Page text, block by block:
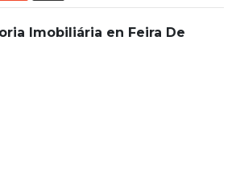
Imobiliária en Feira De